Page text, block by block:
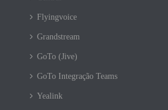
Flyingvoice
Grandstream
GoTo (Jive)
GoTo Integração Teams
Yealink